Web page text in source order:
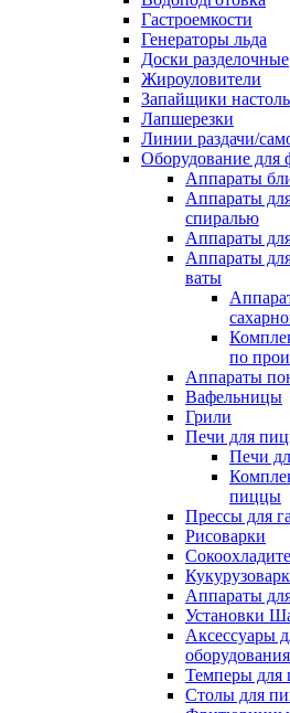
Гастроемкости
Генераторы льда
Доски разделочные
Жироуловители
Запайщики
Лапшерезки
Линии раздачи/
Оборудование для
Аппараты
Аппараты
спиралью
Аппараты
Аппараты
ваты
по
Аппараты
Вафельницы
Грили
Печи для
Печи
пиццы
Прессы для
Рисоварки
Аппараты
Установки
Аксессуары
оборудования
Темперы для
Столы для